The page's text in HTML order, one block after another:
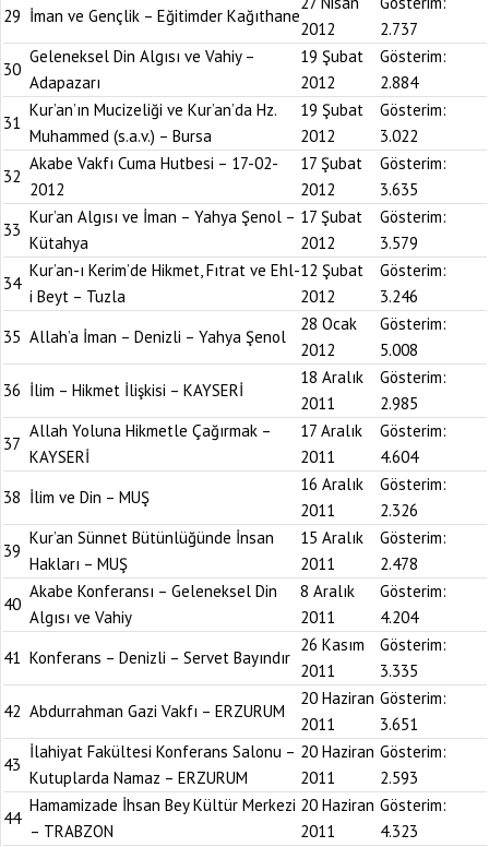
29 İman ve Gençlik – Eğitimder Kağıthane
2012
2.737
30
Geleneksel Din Algısı ve Vahiy –
Adapazarı
19 Şubat
2012
Gösterim:
2.884
31
Kur’an’ın Mucizeliği ve Kur’an’da Hz.
Muhammed (s.a.v.) – Bursa
19 Şubat
2012
Gösterim:
3.022
32
Akabe Vakfı Cuma Hutbesi – 17-02-
2012
17 Şubat
2012
Gösterim:
3.635
33
Kur’an Algısı ve İman – Yahya Şenol –
Kütahya
17 Şubat
2012
Gösterim:
3.579
34
Kur’an-ı Kerim’de Hikmet, Fıtrat ve Ehl-
i Beyt – Tuzla
12 Şubat
2012
Gösterim:
3.246
35 Allah’a İman – Denizli – Yahya Şenol
28 Ocak
2012
Gösterim:
5.008
36 İlim – Hikmet İlişkisi – KAYSERİ
18 Aralık
2011
Gösterim:
2.985
37
Allah Yoluna Hikmetle Çağırmak –
KAYSERİ
17 Aralık
2011
Gösterim:
4.604
38 İlim ve Din – MUŞ
16 Aralık
2011
Gösterim:
2.326
39
Kur’an Sünnet Bütünlüğünde İnsan
Hakları – MUŞ
15 Aralık
2011
Gösterim:
2.478
40
Akabe Konferansı – Geleneksel Din
Algısı ve Vahiy
8 Aralık
2011
Gösterim:
4.204
41 Konferans – Denizli – Servet Bayındır
26 Kasım
2011
Gösterim:
3.335
42 Abdurrahman Gazi Vakfı – ERZURUM
20 Haziran
2011
Gösterim:
3.651
43
İlahiyat Fakültesi Konferans Salonu –
Kutuplarda Namaz – ERZURUM
20 Haziran
2011
Gösterim:
2.593
44
Hamamizade İhsan Bey Kültür Merkezi
– TRABZON
20 Haziran
2011
Gösterim:
4.323